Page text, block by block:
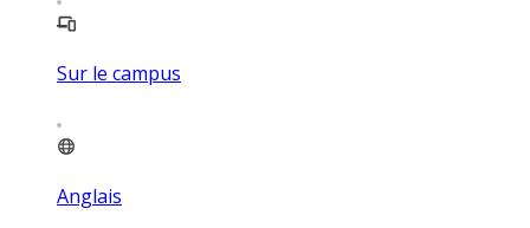
Sur le campus
Anglais